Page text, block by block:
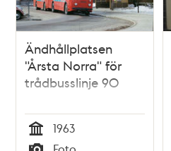
Ändhållplatsen
"Årsta Norra" för
trådbusslinje 90
Tid
1963